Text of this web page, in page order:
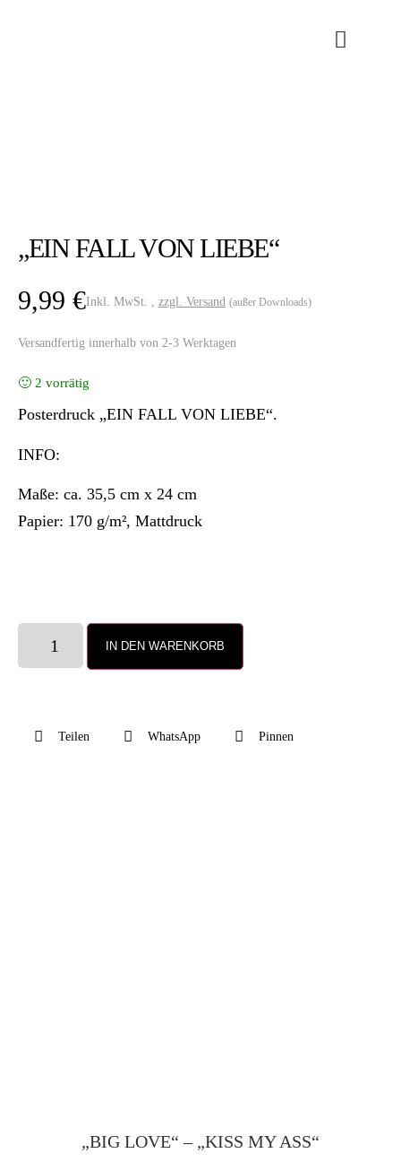
„EIN FALL VON LIEBE“
9,99 €Inkl. MwSt. , zzgl. Versand (außer Downloads)
Versandfertig innerhalb von 2-3 Werktagen
2 vorrätig
Posterdruck „EIN FALL VON LIEBE“.
INFO:
Maße: ca. 35,5 cm x 24 cm
Papier: 170 g/m², Mattdruck
IN DEN WARENKORB
Teilen WhatsApp Pinnen
„BIG LOVE“ – „KISS MY ASS“